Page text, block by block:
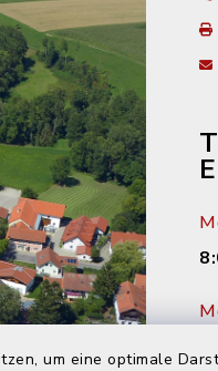
um eine optimale